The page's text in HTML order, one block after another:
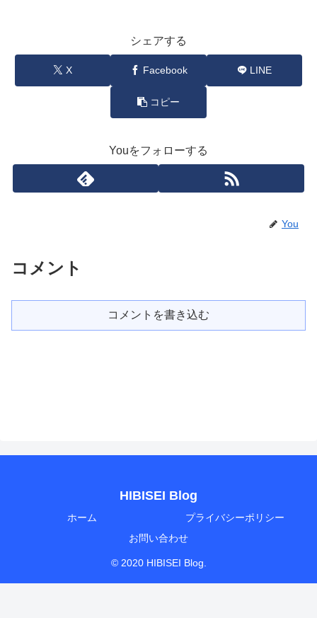
シェアする
X Facebook LINE
コピー
Youをフォローする
You
コメント
コメントを書き込む
HIBISEI Blog
ホーム
プライバシーポリシー
お問い合わせ
© 2020 HIBISEI Blog.